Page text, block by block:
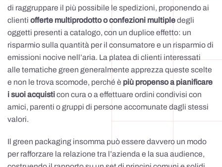
di raggruppare il più possibile le spedizioni, proponendo ai
clienti offerte multiprodotto o confezioni multipledegli
oggetti presenti a catalogo, con un duplice effetto: un
risparmio sulla quantità per il consumatore e un risparmio di
emissioni nocive nell’aria. La platea di clienti interessati
alle tematiche green generalmente apprezza queste scelte
e non le trova scomode, perché è più propenso a pianificare
i suoi acquisticon cura o a effettuare ordini condivisi con
amici, parenti o gruppi di persone accomunate dagli stessi
valori.
Il green packaging insomma può essere davvero un modo
per rafforzare la relazione tra l’azienda e la sua audience,